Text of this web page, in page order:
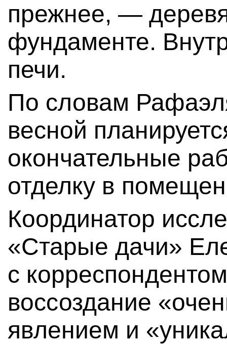
прежнее, —
фундаменте.
печи.
По словам
весной
окончательные
отделку в
Координатор
«Старые дачи»
с
воссоздание
явлением и